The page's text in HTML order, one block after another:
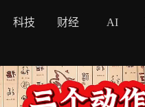
科技 财经 AI